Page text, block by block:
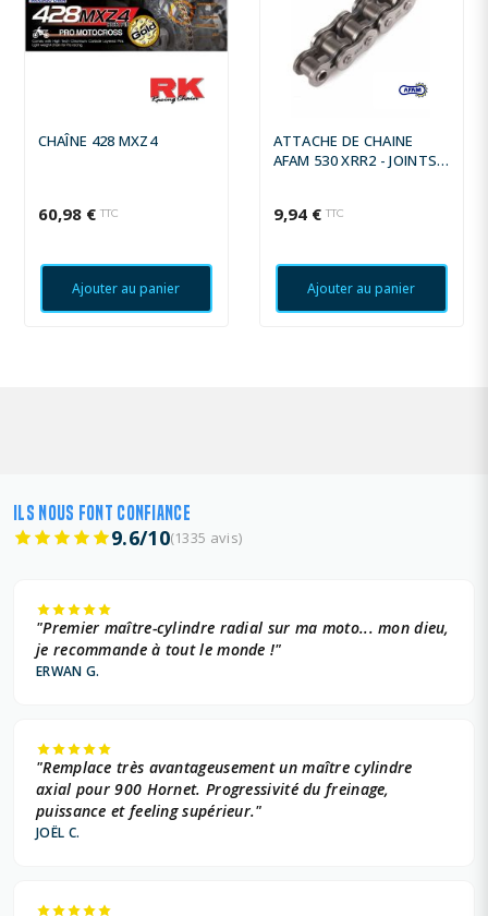
CHAÎNE 428 MXZ4
60,98 € TTC
Ajouter au panier
ATTACHE DE CHAINE
AFAM 530 XRR2 - JOINTS
9,94 € TTC
Ajouter au panier
ILS NOUS FONT CONFIANCE
9.6/10(1335 avis)
"Premier maître-cylindre radial sur ma moto... mon dieu,
je recommande à tout le monde !"
ERWAN G.
"Remplace très avantageusement un maître cylindre
axial pour 900 Hornet. Progressivité du freinage,
puissance et feeling supérieur."
JOËL C.